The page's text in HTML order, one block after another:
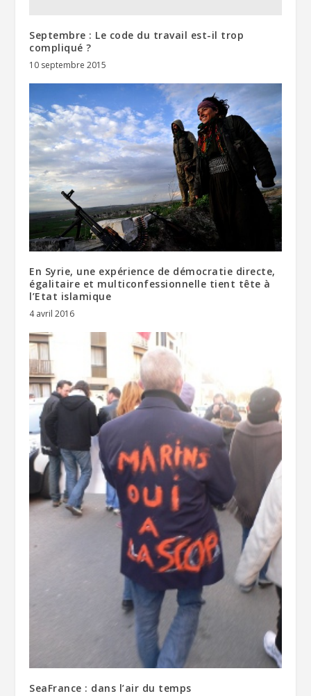
Septembre : Le code du travail est-il trop
compliqué ?
10 septembre 2015
En Syrie, une expérience de démocratie directe,
égalitaire et multiconfessionnelle tient tête à
l’Etat islamique
4 avril 2016
SeaFrance : dans l’air du temps